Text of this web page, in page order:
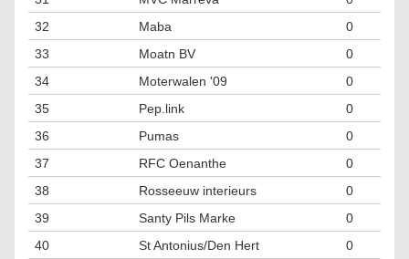
32
Maba
0
33
Moatn BV
0
34
Moterwalen '09
0
35
Pep.link
0
36
Pumas
0
37
RFC Oenanthe
0
38
Rosseeuw interieurs
0
39
Santy Pils Marke
0
40
St Antonius/Den Hert
0